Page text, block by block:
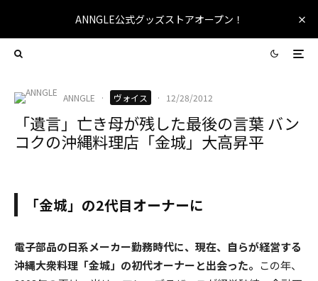
ANNGLE公式グッズストアオープン！
ANNGLE · ヴォイス · 12/28/2012
「遺言」亡き母が残した最後の言葉 バン
コクの沖縄料理店「金城」大高昇平
「金城」の2代目オーナーに
電子部品の日系メーカー勤務時代に、現在、自らが経営する
沖縄大衆料理「金城」の初代オーナーと出会った。 この年、